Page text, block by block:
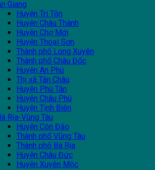
Giang
Huyện Tri Tôn
Huyện Châu Thành
Huyện Chợ Mới
Huyện Thoại Sơn
Thành phố Long Xuyên
Thành phố Châu Đốc
Huyện An Phú
Thị xã Tân Châu
Huyện Phú Tân
Huyện Châu Phú
Huyện Tịnh Biên
Rịa-Vũng Tàu
Huyện Côn Đảo
Thành phố Vũng Tàu
Thành phố Bà Rịa
Huyện Châu Đức
Huyện Xuyên Mộc